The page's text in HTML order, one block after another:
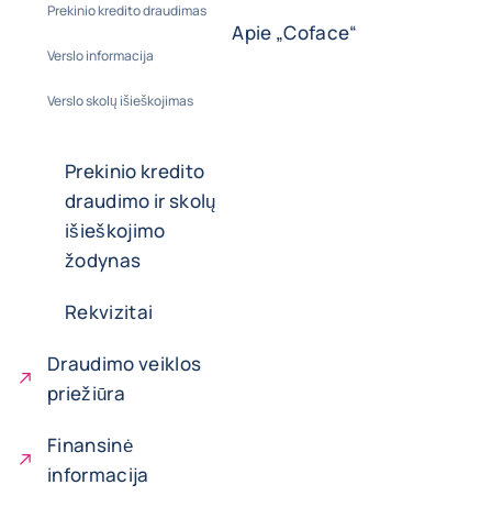
Prekinio kredito draudimas
Verslo informacija
Verslo skolų išieškojimas
Apie „Coface“
Prekinio kredito
draudimo ir skolų
išieškojimo
žodynas
Rekvizitai
Draudimo veiklos
priežiūra
Finansinė
informacija